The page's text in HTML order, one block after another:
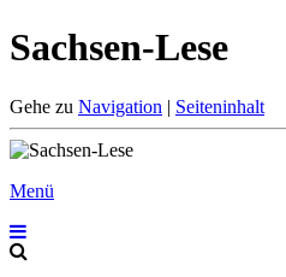
Sachsen-Lese
Gehe zu Navigation | Seiteninhalt
Menü